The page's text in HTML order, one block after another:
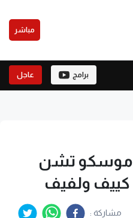
مباشر
برامج عاجل
موسكو تشن
ولفيف
مشاركة :